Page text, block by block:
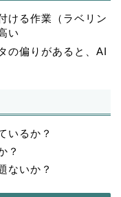
ける作業（ラベリン
い
の偏りがあると、AI
いるか？
？
ないか？